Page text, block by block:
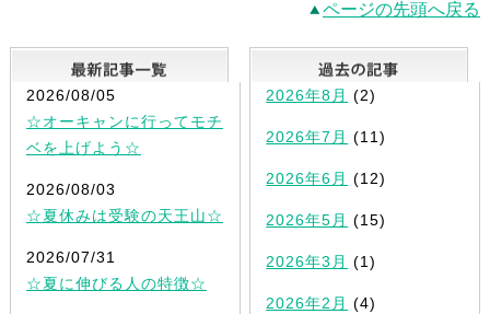
ページの先頭へ戻る
最新記事一覧
2026/08/05
☆オーキャンに行ってモチ
ベを上げよう☆
2026/08/03
☆夏休みは受験の天王山☆
2026/07/31
☆夏に伸びる人の特徴☆
2026年8月 (2)
2026年7月 (11)
2026年6月 (12)
2026年5月 (15)
2026年3月 (1)
2026年2月 (4)